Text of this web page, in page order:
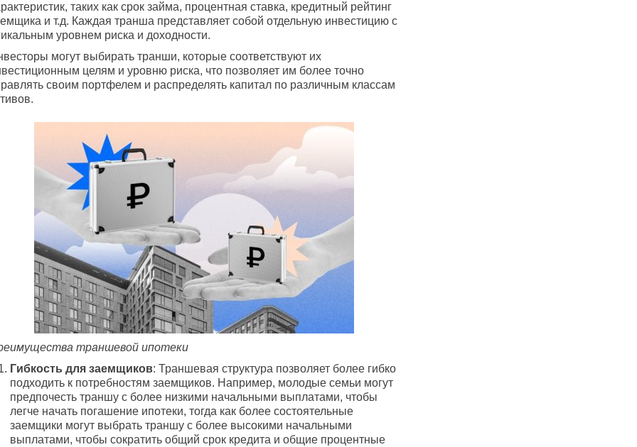
таких как срок займа, процентная ставка, кредитный рейтинг
и т.д. Каждая транша представляет собой отдельную инвестицию с
уровнем риска и доходности.
могут выбирать транши, которые соответствуют их
целям и уровню риска, что позволяет им более точно
своим портфелем и распределять капитал по различным классам
траншевой ипотеки
Гибкость для заемщиков: Траншевая структура позволяет более гибко
подходить к потребностям заемщиков. Например, молодые семьи могут
предпочесть траншу с более низкими начальными выплатами, чтобы
легче начать погашение ипотеки, тогда как более состоятельные
заемщики могут выбрать траншу с более высокими начальными
выплатами, чтобы сократить общий срок кредита и общие процентные